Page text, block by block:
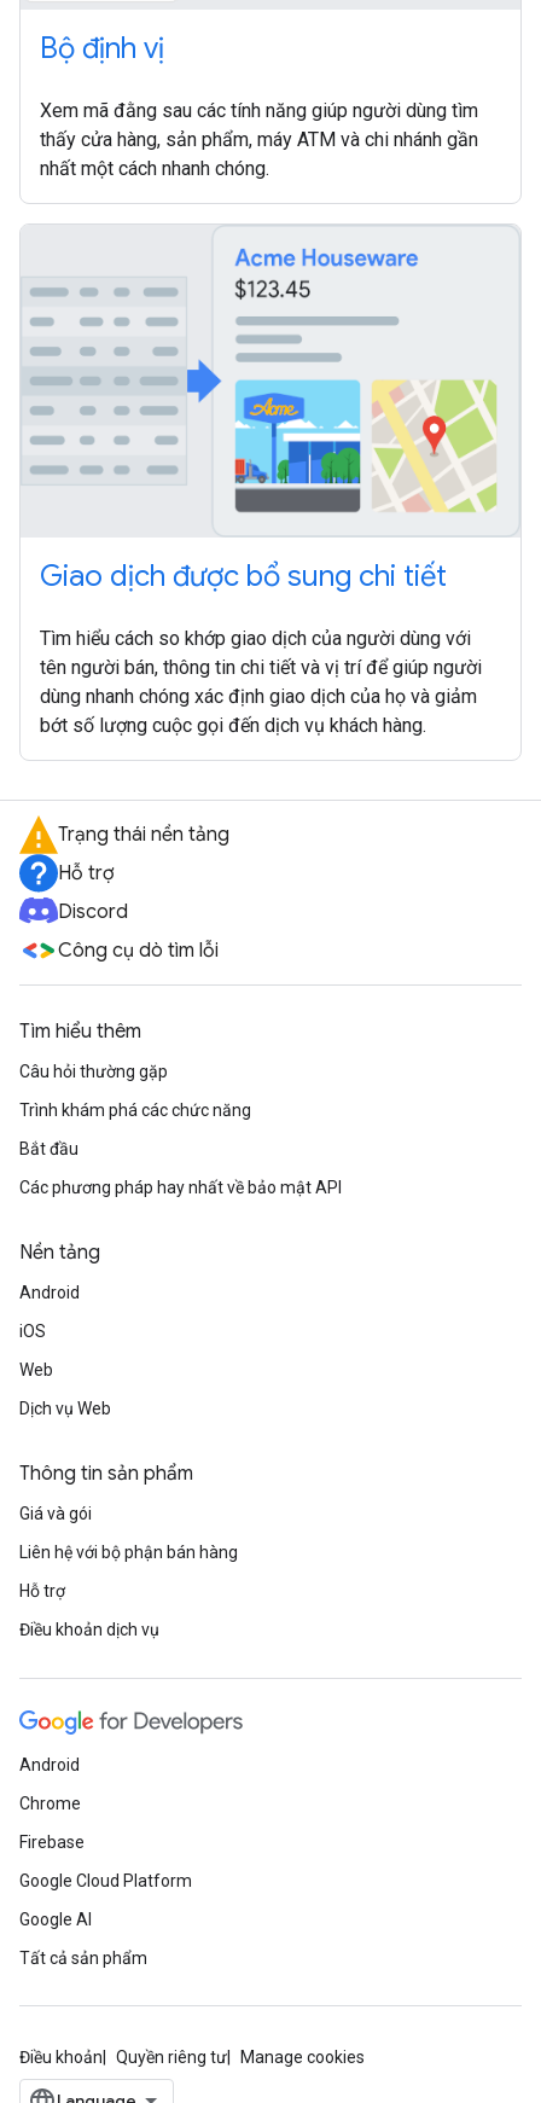
Bộ định vị
Xem mã đằng sau các tính năng giúp người dùng tìm
thấy cửa hàng, sản phẩm, máy ATM và chi nhánh gần
nhất một cách nhanh chóng.
Giao dịch được bổ sung chi tiết
Tìm hiểu cách so khớp giao dịch của người dùng với
tên người bán, thông tin chi tiết và vị trí để giúp người
dùng nhanh chóng xác định giao dịch của họ và giảm
bớt số lượng cuộc gọi đến dịch vụ khách hàng.
Trạng thái nền tảng
Hỗ trợ
Discord
Công cụ dò tìm lỗi
Tìm hiểu thêm
Câu hỏi thường gặp
Trình khám phá các chức năng
Bắt đầu
Các phương pháp hay nhất về bảo mật API
Nền tảng
Android
iOS
Web
Dịch vụ Web
Thông tin sản phẩm
Giá và gói
Liên hệ với bộ phận bán hàng
Hỗ trợ
Điều khoản dịch vụ
Android
Chrome
Firebase
Google Cloud Platform
Google AI
Tất cả sản phẩm
Điều khoản Quyền riêng tư Manage cookies